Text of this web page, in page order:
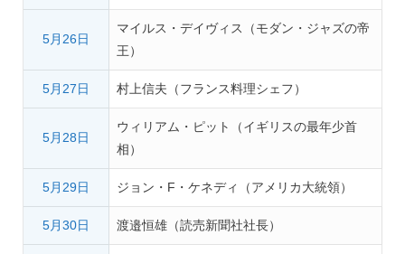
5月26日
マイルス・デイヴィス（モダン・ジャズの帝
王）
5月27日 村上信夫（フランス料理シェフ）
5月28日
ウィリアム・ピット（イギリスの最年少首
相）
5月29日 ジョン・F・ケネディ（アメリカ大統領）
5月30日 渡邉恒雄（読売新聞社社長）